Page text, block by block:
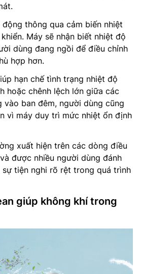
thông qua cảm biến nhiệt
Máy sẽ nhận biết nhiệt độ
dùng đang ngồi để điều chỉnh
hợp hơn.
hạn chế tình trạng nhiệt độ
hoặc chênh lệch lớn giữa các
vào ban đêm, người dùng cũng
vì máy duy trì mức nhiệt ổn định
xuất hiện trên các dòng điều
được nhiều người dùng đánh
tiện nghi rõ rệt trong quá trình
giúp không khí trong